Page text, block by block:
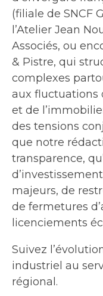
(filiale de SNCF
l’Atelier Jean
Associés, ou
& Pistre, qui
complexes
aux
et de
des tensions
que notre
transparence,
majeurs, de
de fermetures
licenciements
Suivez
industriel au
régional.